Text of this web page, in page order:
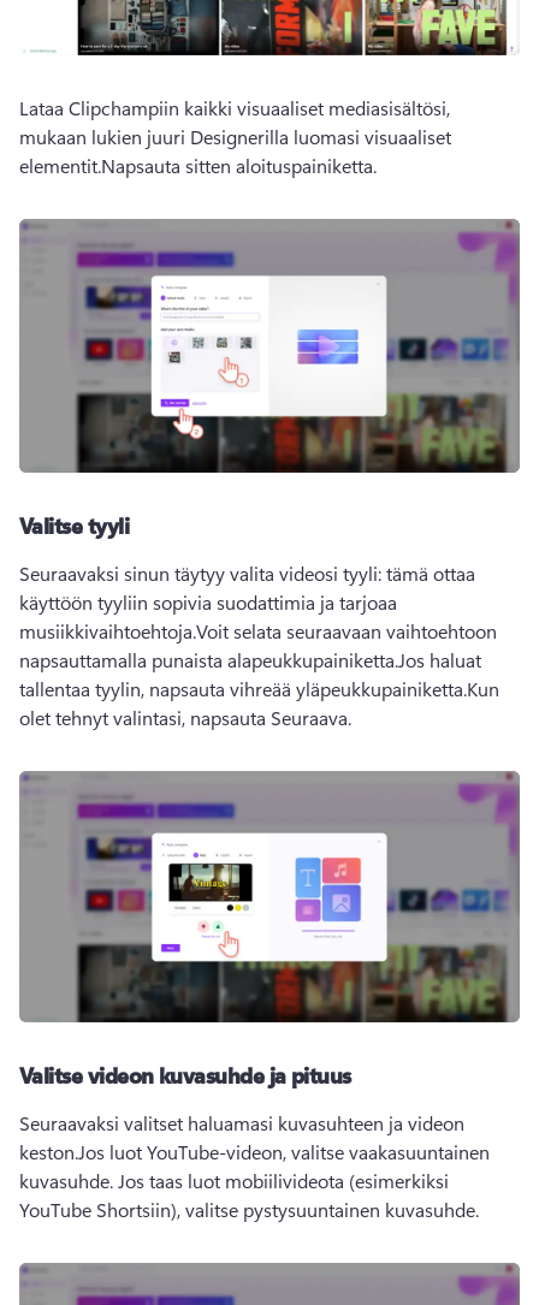
Lataa Clipchampiin kaikki visuaaliset mediasisältösi,
mukaan lukien juuri Designerilla luomasi visuaaliset
elementit.Napsauta sitten aloituspainiketta.
Valitse tyyli
Seuraavaksi sinun täytyy valita videosi tyyli: tämä ottaa
käyttöön tyyliin sopivia suodattimia ja tarjoaa
musiikkivaihtoehtoja.Voit selata seuraavaan vaihtoehtoon
napsauttamalla punaista alapeukkupainiketta.Jos haluat
tallentaa tyylin, napsauta vihreää yläpeukkupainiketta.Kun
olet tehnyt valintasi, napsauta Seuraava.
Valitse videon kuvasuhde ja pituus
Seuraavaksi valitset haluamasi kuvasuhteen ja videon
keston.Jos luot YouTube-videon, valitse vaakasuuntainen
kuvasuhde. Jos taas luot mobiilivideota (esimerkiksi
YouTube Shortsiin), valitse pystysuuntainen kuvasuhde.